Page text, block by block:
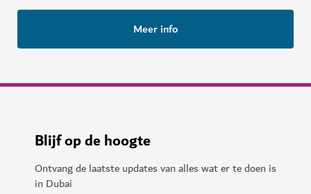
Meer info
Blijf op de hoogte
Ontvang de laatste updates van alles wat er te doen is
in Dubai